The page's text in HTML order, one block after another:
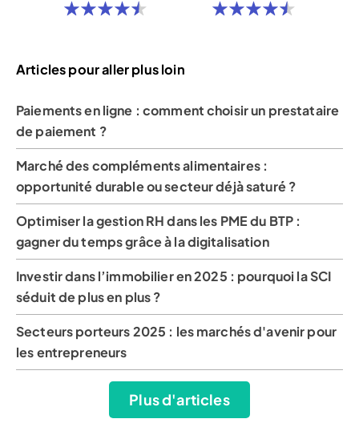
Articles pour aller plus loin
Paiements en ligne : comment choisir un prestataire
de paiement ?
Marché des compléments alimentaires :
opportunité durable ou secteur déjà saturé ?
Optimiser la gestion RH dans les PME du BTP :
gagner du temps grâce à la digitalisation
Investir dans l’immobilier en 2025 : pourquoi la SCI
séduit de plus en plus ?
Secteurs porteurs 2025 : les marchés d'avenir pour
les entrepreneurs
Plus d'articles